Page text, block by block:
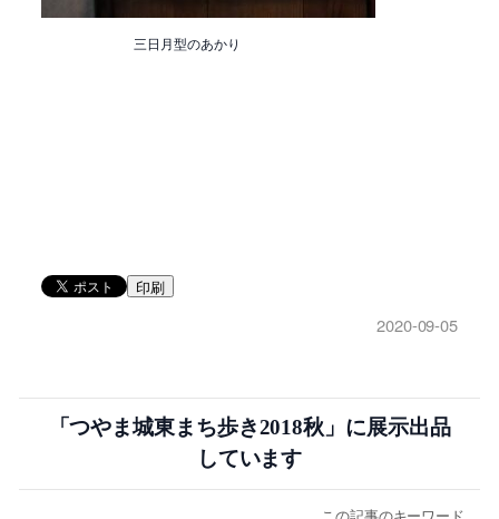
三日月型のあかり
印刷
2020-09-05
「つやま城東まち歩き2018秋」に展示出品
しています
この記事のキーワード